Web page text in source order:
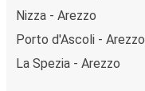
Nizza - Arezzo
Porto d'Ascoli - Arezzo
La Spezia - Arezzo